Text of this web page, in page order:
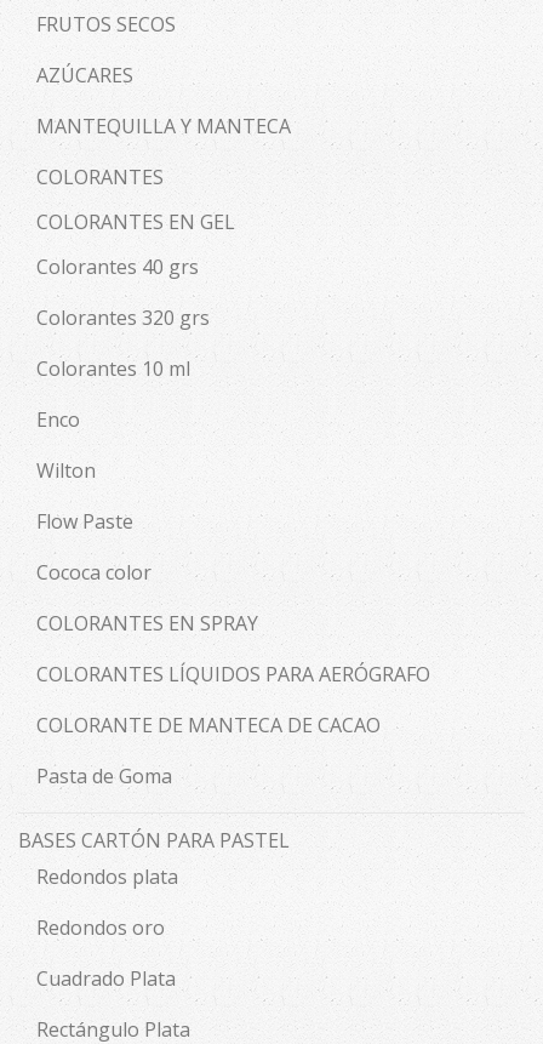
FRUTOS SECOS
AZÚCARES
MANTEQUILLA Y MANTECA
COLORANTES
COLORANTES EN GEL
Colorantes 40 grs
Colorantes 320 grs
Colorantes 10 ml
Enco
Wilton
Flow Paste
Cococa color
COLORANTES EN SPRAY
COLORANTES LÍQUIDOS PARA AERÓGRAFO
COLORANTE DE MANTECA DE CACAO
Pasta de Goma
BASES CARTÓN PARA PASTEL
Redondos plata
Redondos oro
Cuadrado Plata
Rectángulo Plata